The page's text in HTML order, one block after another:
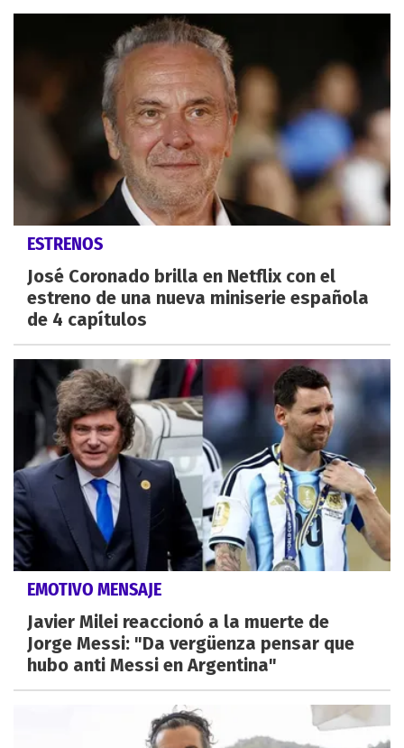
ESTRENOS
José Coronado brilla en Netflix con el
estreno de una nueva miniserie española
de 4 capítulos
EMOTIVO MENSAJE
Javier Milei reaccionó a la muerte de
Jorge Messi: "Da vergüenza pensar que
hubo anti Messi en Argentina"